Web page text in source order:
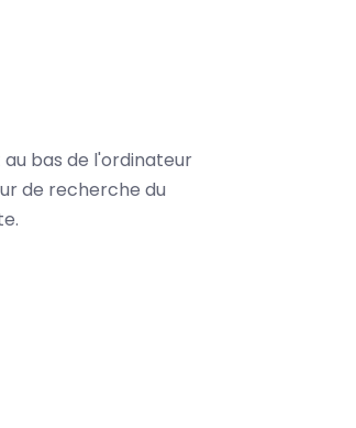
bas de l'ordinateur
de recherche du